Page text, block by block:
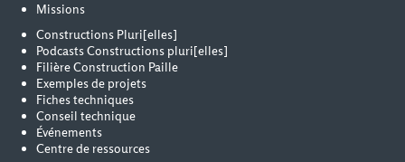
Missions
Constructions Pluri[elles]
Podcasts Constructions pluri[elles]
Filière Construction Paille
Exemples de projets
Fiches techniques
Conseil technique
Événements
Centre de ressources